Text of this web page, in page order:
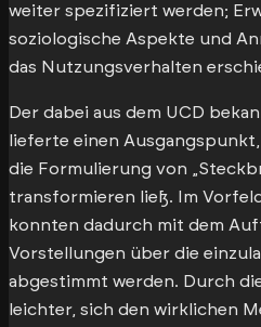
weiter spezifiziert werden;
soziologische Aspekte und
das Nutzungsverhalten
Der dabei aus dem UCD
lieferte einen
die Formulierung von
transformieren ließ. Im
konnten dadurch mit dem
Vorstellungen über die
abgestimmt werden. Durch
leichter, sich den wirklichen